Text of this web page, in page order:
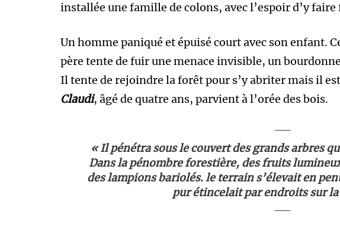
installée une famille de colons, avec l’espoir d’y
Un homme paniqué et épuisé court avec son enfant.
père tente de fuir une menace invisible, un
Il tente de rejoindre la forêt pour s’y abriter mais il
Claudi, âgé de quatre ans, parvient à l’orée des bois.
« Il pénétra sous le couvert des grands arbres
Dans la pénombre forestière, des fruits
des lampions bariolés. le terrain s’élevait en
pur étincelait par endroits sur la